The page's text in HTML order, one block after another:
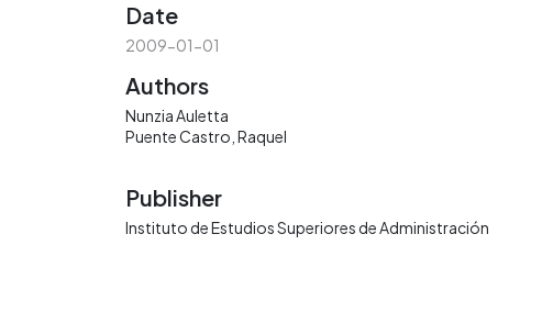
Date
2009-01-01
Authors
Nunzia Auletta
Puente Castro, Raquel
Publisher
Instituto de Estudios Superiores de Administración